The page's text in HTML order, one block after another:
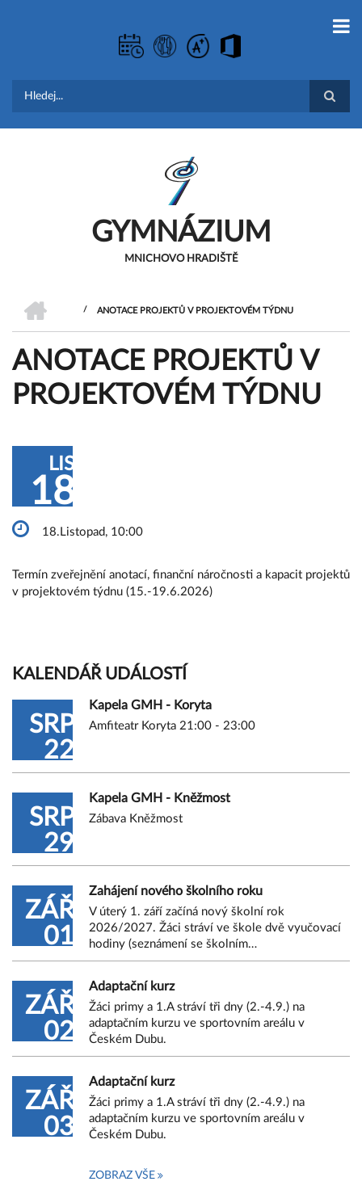
GYMNÁZIUM
MNICHOVO HRADIŠTĚ
DROBEČKOVÁ
NAVIGACE
/ ANOTACE PROJEKTŮ V PROJEKTOVÉM TÝDNU
ANOTACE PROJEKTŮ V
PROJEKTOVÉM TÝDNU
LIS
18
18.Listopad, 10:00
Termín zveřejnění anotací, finanční náročnosti a kapacit projektů
v projektovém týdnu (15.-19.6.2026)
KALENDÁŘ UDÁLOSTÍ
SRP
22
Kapela GMH - Koryta
Amfiteatr Koryta 21:00 - 23:00
SRP
29
Kapela GMH - Kněžmost
Zábava Kněžmost
ZÁŘ
01
Zahájení nového školního roku
V úterý 1. září začíná nový školní rok
2026/2027. Žáci stráví ve škole dvě vyučovací
hodiny (seznámení se školním…
ZÁŘ
02
Adaptační kurz
Žáci primy a 1.A stráví tři dny (2.-4.9.) na
adaptačním kurzu ve sportovním areálu v
Českém Dubu.
ZÁŘ
03
Adaptační kurz
Žáci primy a 1.A stráví tři dny (2.-4.9.) na
adaptačním kurzu ve sportovním areálu v
Českém Dubu.
ZOBRAZ VŠE